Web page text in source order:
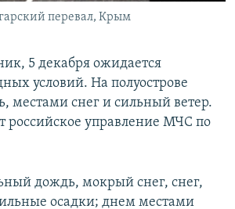
перевал, Крым
5 декабря ожидается
условий. На полуострове
местами снег и сильный ветер.
российское управление МЧС по
дождь, мокрый снег, снег,
осадки; днем местами